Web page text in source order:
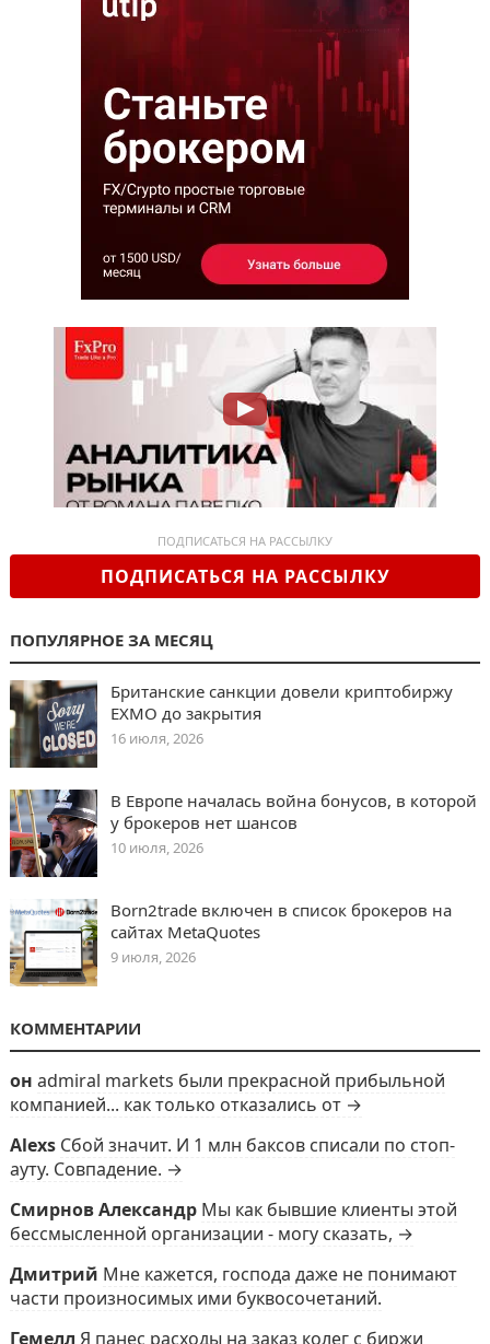
ПОДПИСАТЬСЯ НА РАССЫЛКУ
ПОДПИСАТЬСЯ НА РАССЫЛКУ
ПОПУЛЯРНОЕ ЗА МЕСЯЦ
Британские санкции довели криптобиржу
EXMO до закрытия
16 июля, 2026
В Европе началась война бонусов, в которой
у брокеров нет шансов
10 июля, 2026
Born2trade включен в список брокеров на
сайтах MetaQuotes
9 июля, 2026
КОММЕНТАРИИ
он admiral markets были прекрасной прибыльной
компанией... как только отказались от →
Alexs Сбой значит. И 1 млн баксов списали по стоп-
ауту. Совпадение. →
Смирнов Александр Мы как бывшие клиенты этой
бессмысленной организации - могу сказать, →
Дмитрий Мне кажется, господа даже не понимают
части произносимых ими буквосочетаний.
Гемелл Я панес расходы на заказ колег с биржи